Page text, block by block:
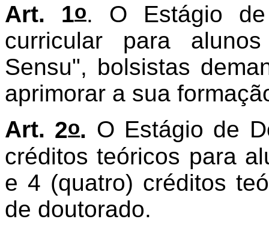
Art. 1o. O Estágio
curricular para
Sensu", bolsistas
aprimorar a sua
Art. 2o. O Estágio de
créditos teóricos para
e 4 (quatro) créditos
de doutorado.